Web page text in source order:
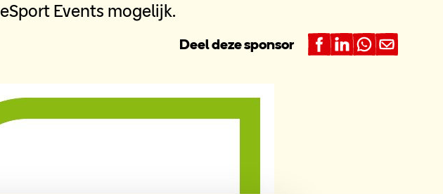
Events mogelijk.
Deel deze sponsor